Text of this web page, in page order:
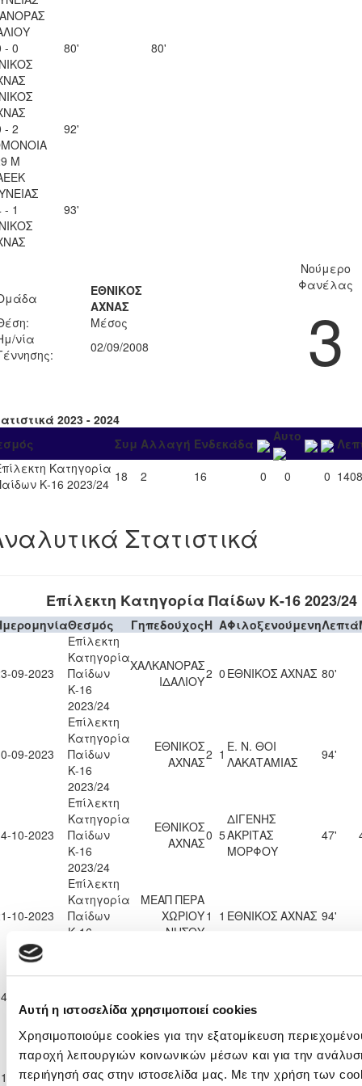
Αυτή η ιστοσελίδα χρησιμοποιεί cookies
Χρησιμοποιούμε cookies για την εξατομίκευση
παροχή λειτουργιών κοινωνικών μέσων και για την
περιήγησή σας στην ιστοσελίδα μας. Με την χρήση των
- 0
80' 80'
- 2
Μ
92'
- 1
93'
ΕΘΝΙΚΟΣ
ΑΧΝΑΣ
Μέσος
νία
02/09/2008
Νούμερο
Φανέλας
3
2023 - 2024
Συμ Αλλαγή Ενδεκάδα Αυτο
Κατηγορία
Κ-16 2023/24 18 2 16 0 0 0 1408
Στατιστικά
Επίλεκτη Κατηγορία Παίδων Κ-16 2023/24
Θεσμός ΓηπεδούχοςH AΦιλοξενούμενηΛεπτά
09-2023
Επίλεκτη
Κατηγορία
Παίδων
Κ-16
2023/24
ΧΑΛΚΑΝΟΡΑΣ
ΙΔΑΛΙΟΥ2 0 ΕΘΝΙΚΟΣ ΑΧΝΑΣ 80'
09-2023
Επίλεκτη
Κατηγορία
Παίδων
Κ-16
2023/24
ΕΘΝΙΚΟΣ
ΑΧΝΑΣ2 1 Ε. Ν. ΘΟΙ
ΛΑΚΑΤΑΜΙΑΣ
94'
10-2023
Επίλεκτη
Κατηγορία
Παίδων
Κ-16
2023/24
ΕΘΝΙΚΟΣ
ΑΧΝΑΣ0 5
ΔΙΓΕΝΗΣ
ΑΚΡΙΤΑΣ
ΜΟΡΦΟΥ
47'
10-2023
Επίλεκτη
Κατηγορία
Παίδων
Κ-16
ΜΕΑΠ ΠΕΡΑ
ΧΩΡΙΟΥ
ΝΗΣΟΥ
1 1 ΕΘΝΙΚΟΣ ΑΧΝΑΣ 94'
11-2023
Κατηγορία
Κ-16
2023/24
ΑΧΝΑΣ
11-2023
Επίλεκτη
Κατηγορία
Παίδων
ΑΚΡΙΤΑΣ2 0 ΕΘΝΙΚΟΣ ΑΧΝΑΣ 87'